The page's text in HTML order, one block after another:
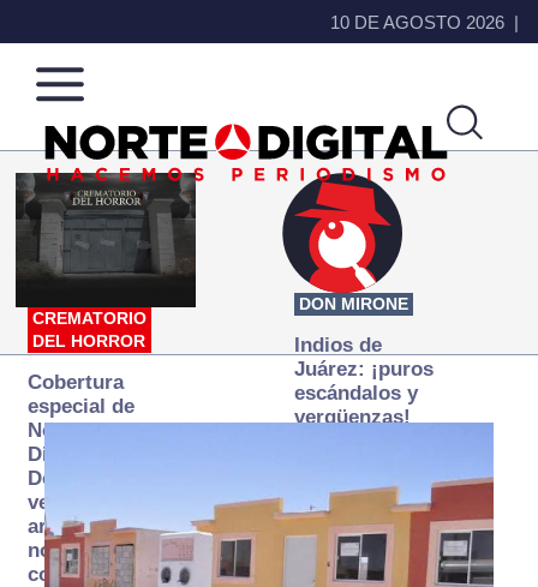
10 DE AGOSTO 2026
Norte
de
Ciudad
Más
que
noticias,
hacemos periodismo
CREMATORIO
DEL HORROR
Cobertura
especial de
Norte
Digital:
Donde la
verdad
arde… pero
no se
consume
DON MIRONE
Indios de
Juárez: ¡puros
escándalos y
vergüenzas!